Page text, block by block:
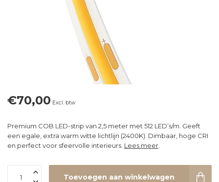
€70,00 Excl. btw
Premium COB LED-strip van 2,5 meter met 512 LED’s/m. Geeft
een egale, extra warm witte lichtlijn (2400K). Dimbaar, hoge CRI
en perfect voor sfeervolle interieurs. Lees meer
Toevoegen aan winkelwagen